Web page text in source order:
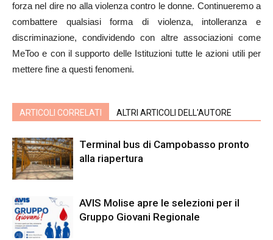
forza nel dire no alla violenza contro le donne. Continueremo a
combattere qualsiasi forma di violenza, intolleranza e
discriminazione, condividendo con altre associazioni come
MeToo e con il supporto delle Istituzioni tutte le azioni utili per
mettere fine a questi fenomeni.
ARTICOLI CORRELATI ALTRI ARTICOLI DELL'AUTORE
Terminal bus di Campobasso pronto
alla riapertura
AVIS Molise apre le selezioni per il
Gruppo Giovani Regionale